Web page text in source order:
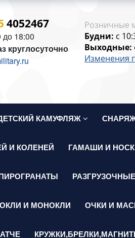
4052467
до 18:00
круглосуточно
Розничные
Будни: c
Выходные:
Изменения
КАМУФЛЯЖ
И КОЛЕНЕЙ ГАМАШИ И
И МОНОКЛИ ОЧКИ И